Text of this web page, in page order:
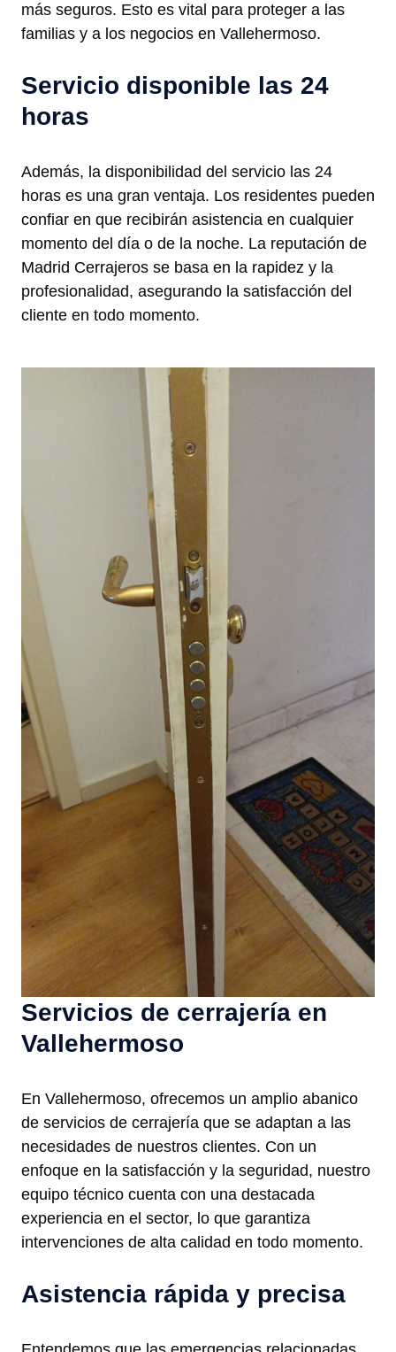
más seguros. Esto es vital para proteger a las
familias y a los negocios en Vallehermoso.
Servicio disponible las 24
horas
Además, la disponibilidad del servicio las 24
horas es una gran ventaja. Los residentes pueden
confiar en que recibirán asistencia en cualquier
momento del día o de la noche. La reputación de
Madrid Cerrajeros se basa en la rapidez y la
profesionalidad, asegurando la satisfacción del
cliente en todo momento.
Servicios de cerrajería en
Vallehermoso
En Vallehermoso, ofrecemos un amplio abanico
de servicios de cerrajería que se adaptan a las
necesidades de nuestros clientes. Con un
enfoque en la satisfacción y la seguridad, nuestro
equipo técnico cuenta con una destacada
experiencia en el sector, lo que garantiza
intervenciones de alta calidad en todo momento.
Asistencia rápida y precisa